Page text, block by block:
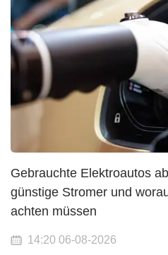
Gebrauchte Elektroautos
günstige Stromer und
achten müssen
14:20 06-08-2026